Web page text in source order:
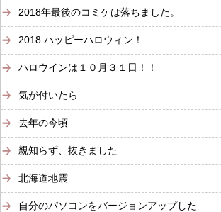
2018年最後のコミケは落ちました。
2018 ハッピーハロウィン！
ハロウインは１０月３１日！！
気が付いたら
去年の今頃
親知らず、抜きました
北海道地震
自分のパソコンをバージョンアップした